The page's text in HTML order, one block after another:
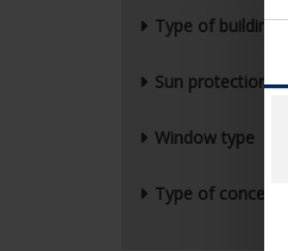
Type of building
Sun protection
Window type
Type of concept